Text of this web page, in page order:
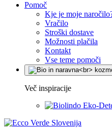
Pomoč
Kje je moje
Vračilo
Stroški dostave
Možnosti plačila
Kontakt
Vse teme pomoči
Več inspiracije
Eko-